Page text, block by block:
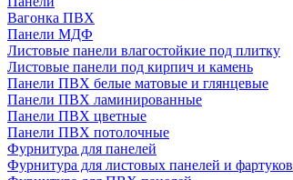
Вагонка ПВХ
Панели МДФ
Листовые панели влагостойкие под плитку
Листовые панели под кирпич и камень
Панели ПВХ белые матовые и глянцевые
Панели ПВХ ламинированные
Панели ПВХ цветные
Панели ПВХ потолочные
Фурнитура для панелей
Фурнитура для листовых панелей и фартуков